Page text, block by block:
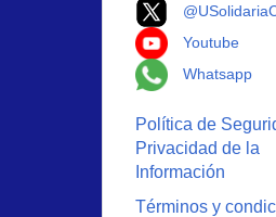
Youtube
Whatsapp
Política de
Privacidad de la
Información
Términos y